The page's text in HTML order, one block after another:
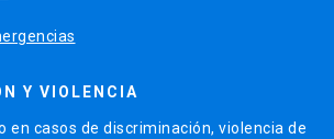
Y VIOLENCIA
en casos de discriminación, violencia de